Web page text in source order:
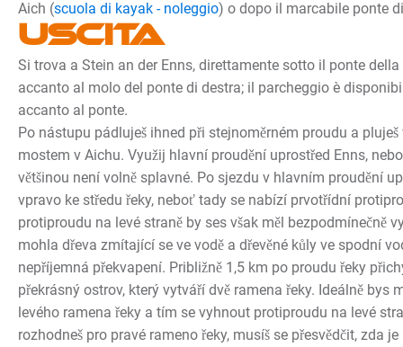
Aich (scuola di kayak - noleggio) o dopo il marcabile ponte
Uscita
Si trova a Stein an der Enns, direttamente sotto il ponte
accanto al molo del ponte di destra; il parcheggio è
accanto al ponte.
Po nástupu pádluješ ihned při stejnoměrném proudu a
mostem v Aichu. Využij hlavní proudění uprostřed Enns,
většinou není volně splavné. Po sjezdu v hlavním proudění
vpravo ke středu řeky, neboť tady se nabízí prvotřídní
protiproudu na levé straně by ses však měl bezpodmínečně
mohla dřeva zmítající se ve vodě a dřevěné kůly ve spodní
nepříjemná překvapení. Približně 1,5 km po proudu řeky
překrásný ostrov, který vytváří dvě ramena řeky. Ideálně bys
levého ramena řeky a tím se vyhnout protiproudu na levé
rozhodneš pro pravé rameno řeky, musíš se přesvědčit, zda